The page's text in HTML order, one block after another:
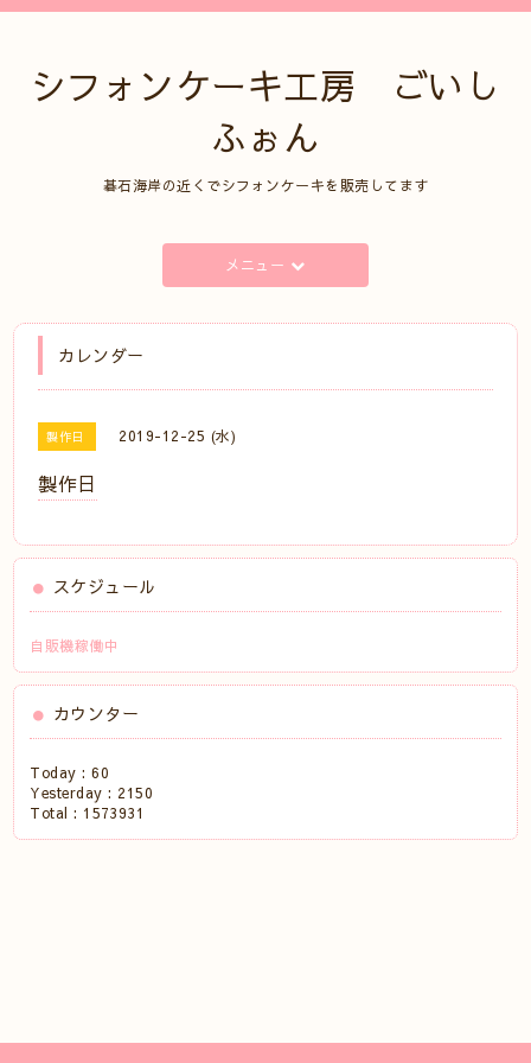
シフォンケーキ工房 ごいし
ふぉん
碁石海岸の近くでシフォンケーキを販売してます
メニュー
カレンダー
製作日 2019-12-25 (水)
製作日
スケジュール
自販機稼働中
カウンター
Today :60
Yesterday : 2150
Total : 1573931